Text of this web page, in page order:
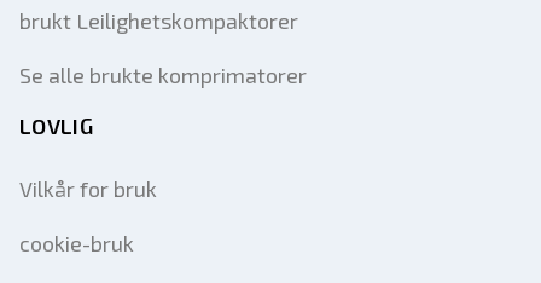
brukt Leilighetskompaktorer
Se alle brukte komprimatorer
LOVLIG
Vilkår for bruk
cookie-bruk